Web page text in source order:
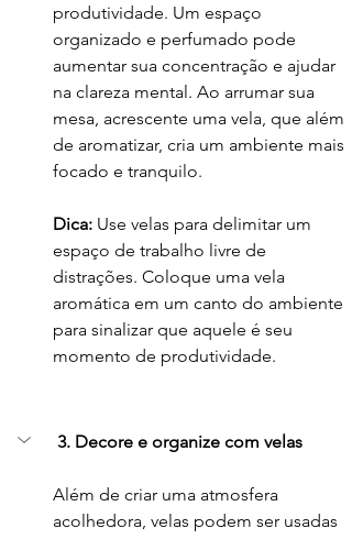
produtividade. Um espaço
organizado e perfumado pode
aumentar sua concentração e ajudar
na clareza mental. Ao arrumar sua
mesa, acrescente uma vela, que além
de aromatizar, cria um ambiente mais
focado e tranquilo.
Dica: Use velas para delimitar um
espaço de trabalho livre de
distrações. Coloque uma vela
aromática em um canto do ambiente
para sinalizar que aquele é seu
momento de produtividade.
3. Decore e organize com velas
Além de criar uma atmosfera
acolhedora, velas podem ser usadas